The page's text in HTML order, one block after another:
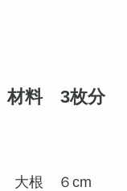
材料 3枚分
大根 ６cm